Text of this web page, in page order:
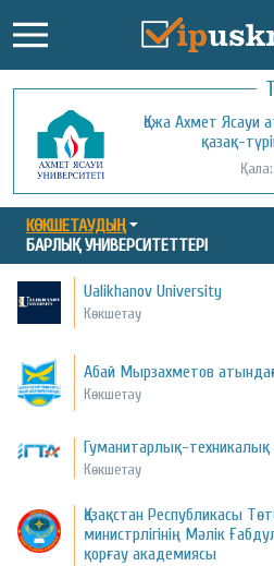
Қожа Ахмет Ясауи
қазақ-
КӨКШЕТАУДЫҢ
БАРЛЫҚ УНИВЕРСИТЕТТЕРІ
Ualikhanov University
Көкшетау
Абай Мырзахметов
Көкшетау
Гуманитарлық-
Көкшетау
Қазақстан Республикасы
министрлігінің Мәлік
қорғау академиясы